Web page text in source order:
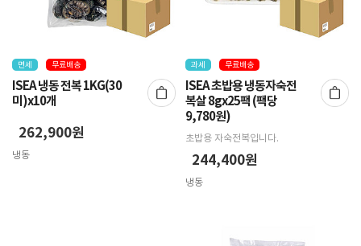
면세 무료배송
ISEA 냉동 전복 1KG(30
미)x10개
262,900원
냉동
과세 무료배송
ISEA 초밥용 냉동자숙전
복살 8gx25팩 (팩당
9,780원)
초밥용 자숙전복입니다.
244,400원
냉동